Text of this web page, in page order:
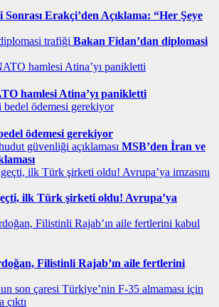
Erakçi’den Açıklama: “Her Şeye
Bakan Fidan’dan diplomasi
hamlesi Atina’yı panikletti
ödemesi gerekiyor
MSB’den İran ve
ilk Türk şirketi oldu! Avrupa’ya
Filistinli Rajab’ın aile fertlerini